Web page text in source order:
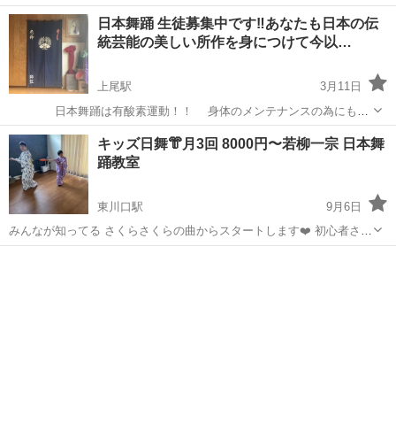
越えて お好きな環境でレッスンを受けられる！ あなたのお部屋が日舞
教室！ 対面式同様「鏡稽古」 ※鏡稽古とは、見えたままのお稽古（私
の左手があなた...
埼玉 春日部市 せんげん台駅 日本舞踊 南青山
日本舞踊 生徒募集中です‼︎あなたも日本の伝
統芸能の美しい所作を身につけて今以…
上尾駅
3月11日
日本舞踊は有酸素運動！！ 身体のメンテナンスの為にも、
日本舞踊を始めませんか？ もちろん、着物も着付けできるようにな
りますよ！ (日本文化に興味がある外国の方も歓迎です‼︎) お稽古場
には、下は１桁...
埼玉 上尾市 上尾駅 日本舞踊 日本舞踊協会
キッズ日舞👘月3回 8000円〜若柳一宗 日本舞
踊教室
東川口駅
9月6日
みんなが知ってる さくらさくらの曲からスタートします❤️ 初心者さん
でも、わかりやすく教えます。 お気軽にお問い合わせください😊 持ち